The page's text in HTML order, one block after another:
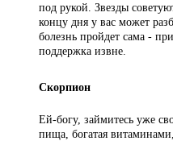
под рукой. Звезды
концу дня у вас может
болезнь пройдет сама -
поддержка извне.
Скорпион
Ей-богу, займитесь уже
пища, богатая